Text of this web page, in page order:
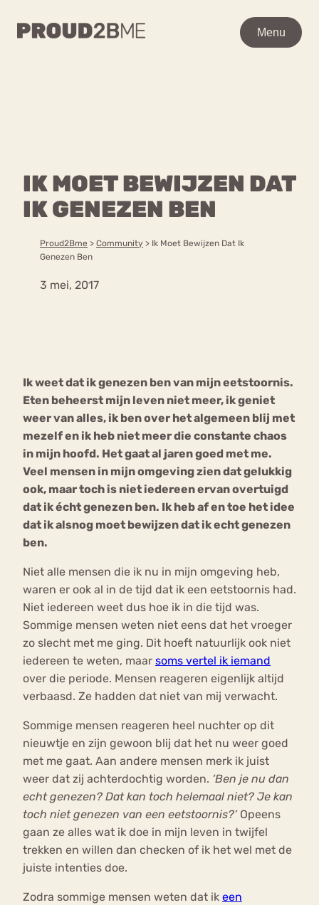
Menu
IK MOET BEWIJZEN DAT
IK GENEZEN BEN
Proud2Bme > Community > Ik Moet Bewijzen Dat Ik
Genezen Ben
3 mei, 2017
Ik weet dat ik genezen ben van mijn eetstoornis.
Eten beheerst mijn leven niet meer, ik geniet
weer van alles, ik ben over het algemeen blij met
mezelf en ik heb niet meer die constante chaos
in mijn hoofd. Het gaat al jaren goed met me.
Veel mensen in mijn omgeving zien dat gelukkig
ook, maar toch is niet iedereen ervan overtuigd
dat ik écht genezen ben. Ik heb af en toe het idee
dat ik alsnog moet bewijzen dat ik echt genezen
ben.
Niet alle mensen die ik nu in mijn omgeving heb,
waren er ook al in de tijd dat ik een eetstoornis had.
Niet iedereen weet dus hoe ik in die tijd was.
Sommige mensen weten niet eens dat het vroeger
zo slecht met me ging. Dit hoeft natuurlijk ook niet
iedereen te weten, maar soms vertel ik iemand
over die periode. Mensen reageren eigenlijk altijd
verbaasd. Ze hadden dat niet van mij verwacht.
Sommige mensen reageren heel nuchter op dit
nieuwtje en zijn gewoon blij dat het nu weer goed
met me gaat. Aan andere mensen merk ik juist
weer dat zij achterdochtig worden. ‘Ben je nu dan
echt genezen? Dat kan toch helemaal niet? Je kan
toch niet genezen van een eetstoornis?’ Opeens
gaan ze alles wat ik doe in mijn leven in twijfel
trekken en willen dan checken of ik het wel met de
juiste intenties doe.
Zodra sommige mensen weten dat ik een
Menu
Content
Over ons
Forum
WAAR BEN JE NAAR OP
Over proud2bme
Contact
Vacatures
Privacyverklaring
mia
Nerv
osa
Eetstoornis Anorexia Nervosa
Eetbuien Piekeren Sport
Trauma
Orthorexia
Afvallen Angst